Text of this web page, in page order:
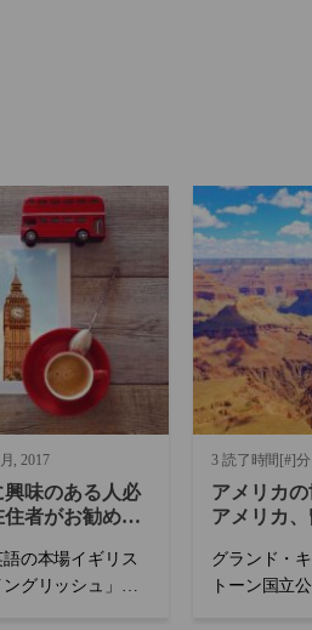
2017
味のある人必
者がお勧めす
の本場イギリス
グリッシュ」を
3 読了時間[#]分
アメリカ
アメリカ
グランド・
トーン国立